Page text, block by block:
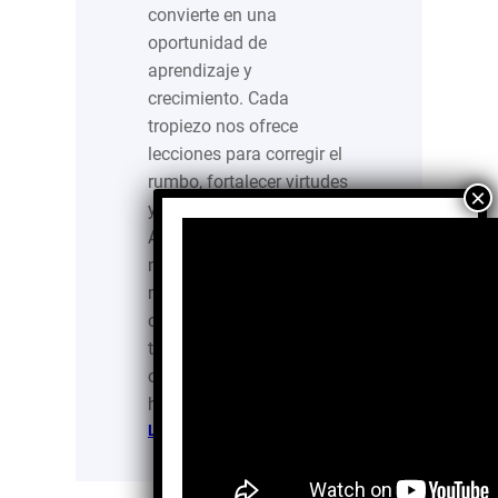
convierte en una
oportunidad de
aprendizaje y
crecimiento. Cada
tropiezo nos ofrece
lecciones para corregir el
rumbo, fortalecer virtudes
y acercarnos al éxito.
Aprender de los fracasos
nos ayuda a crecer en
madurez, resiliencia y
confianza en Dios,
transformando cada
caída en un peldaño
hacia nuevas metas.…
Leer más…
somos